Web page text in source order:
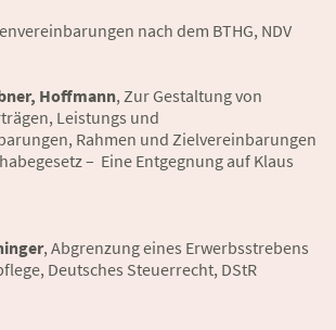
nach dem BTHG, NDV
Hoffmann, Zur Gestaltung von
Leistungs­ und
Rahmen­ und Zielvereinbarungen
– Eine Entgegnung auf Klaus
, Abgrenzung eines Erwerbsstrebens
Deutsches Steuerrecht, DStR